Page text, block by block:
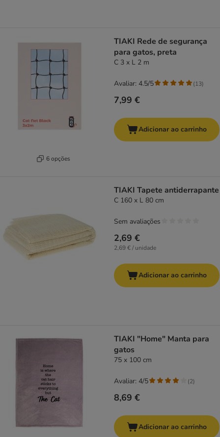
6 opções
TIAKI Rede de segurança
para gatos, preta
C 3 x L 2 m
7,99 €
Avaliar: 4.5/5 (13)
Adicionar ao carrinho
TIAKI Tapete antiderrapante
C 160 x L 80 cm
2,69 €
2,69 € / unidade
Sem avaliações
Adicionar ao carrinho
TIAKI "Home" Manta para
gatos
75 x 100 cm
8,69 €
Avaliar: 4/5 (2)
Adicionar ao carrinho